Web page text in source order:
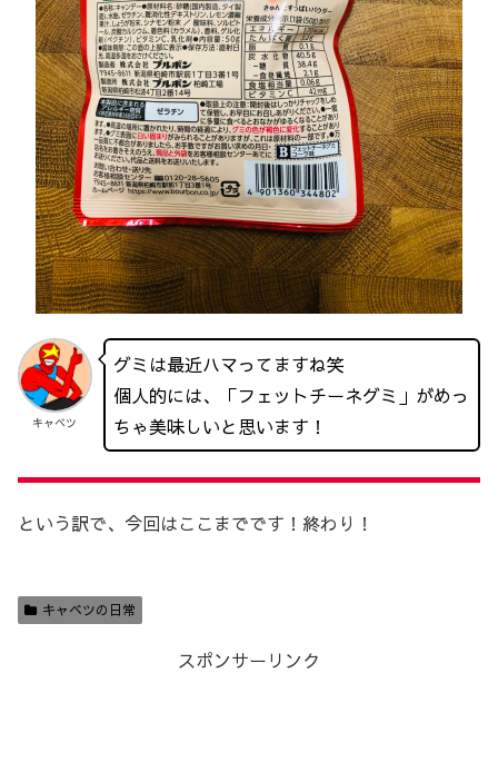
キャベツ
グミは最近ハマってますね笑
個人的には、「フェットチーネグミ」がめっ
ちゃ美味しいと思います！
という訳で、今回はここまでです！終わり！
キャベツの日常
スポンサーリンク